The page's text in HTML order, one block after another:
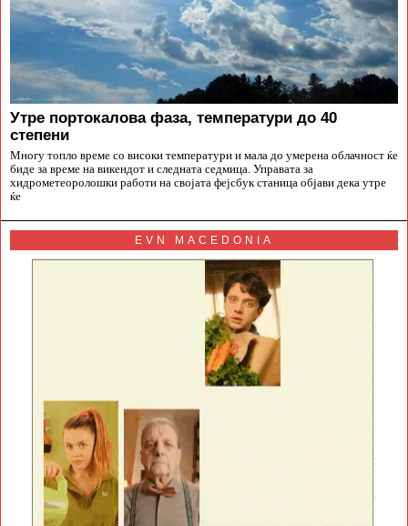
Утре портокалова фаза, температури до 40
степени
Многу топло време со високи температури и мала до умерена облачност ќе
биде за време на викендот и следната седмица. Управата за
хидрометеоролошки работи на својата фејсбук станица објави дека утре
ќе
EVN MACEDONIA